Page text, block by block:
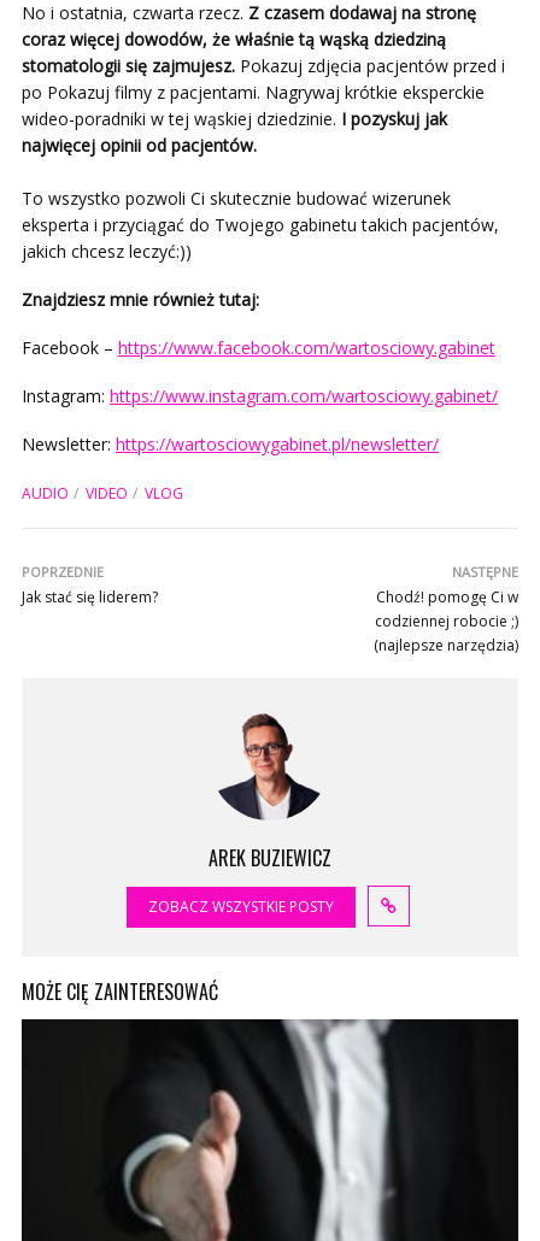
No i ostatnia, czwarta rzecz. Z czasem dodawaj na stronę
coraz więcej dowodów, że właśnie tą wąską dziedziną
stomatologii się zajmujesz. Pokazuj zdjęcia pacjentów przed i
po Pokazuj filmy z pacjentami. Nagrywaj krótkie eksperckie
wideo-poradniki w tej wąskiej dziedzinie. I pozyskuj jak
najwięcej opinii od pacjentów.
To wszystko pozwoli Ci skutecznie budować wizerunek
eksperta i przyciągać do Twojego gabinetu takich pacjentów,
jakich chcesz leczyć:))
Znajdziesz mnie również tutaj:
Facebook – https://www.facebook.com/wartosciowy.gabinet
Instagram: https://www.instagram.com/wartosciowy.gabinet/
Newsletter: https://wartosciowygabinet.pl/newsletter/
AUDIO VIDEO VLOG
POPRZEDNIE
Jak stać się liderem?
NASTĘPNE
Chodź! pomogę Ci w
codziennej robocie ;)
(najlepsze narzędzia)
AREK BUZIEWICZ
ZOBACZ WSZYSTKIE POSTY
MOŻE CIĘ ZAINTERESOWAĆ